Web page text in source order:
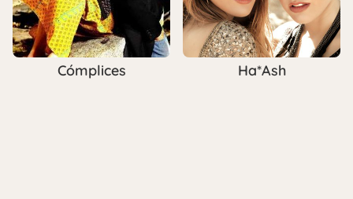
Cómplices Ha*Ash